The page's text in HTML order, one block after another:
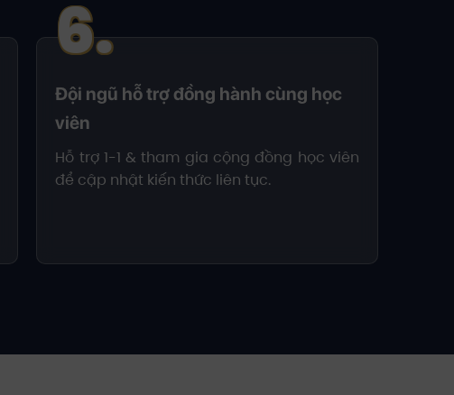
6.
Đội ngũ hỗ trợ đồng hành cùng học
viên
Hỗ trợ 1-1 & tham gia cộng đồng học viên
để cập nhật kiến thức liên tục.